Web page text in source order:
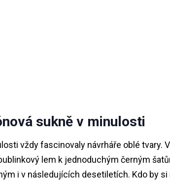
sukně v minulosti
vždy fascinovaly návrháře oblé tvary.
lem k jednoduchým černým
i v následujících desetiletích. Kdo by